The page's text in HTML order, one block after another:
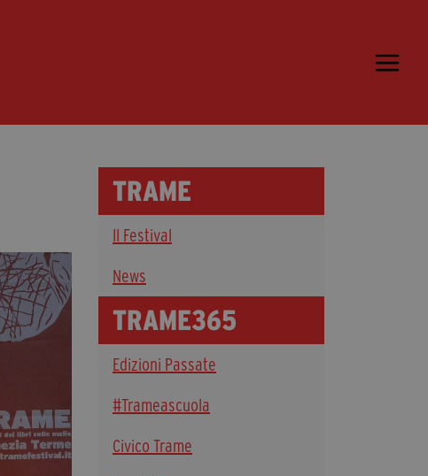
Ospiti
Media & Press
News & Kit
Accrediti Stampa
Cartella Stampa
Rassegna Stampa
Diventa Partner
Dona
TRAME
Il Festival
News
TRAME365
Edizioni Passate
#Trameascuola
Civico Trame